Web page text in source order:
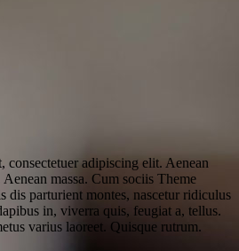
consectetuer adipiscing elit. Aenean
massa. Cum sociis Theme
dis parturient montes, nascetur ridiculus
in, viverra quis, feugiat a, tellus.
varius laoreet. Quisque rutrum.